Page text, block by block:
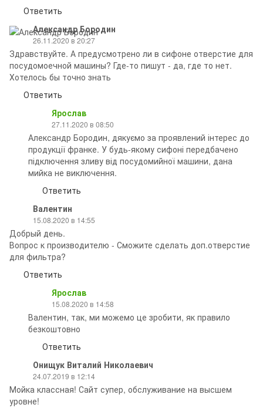
Ответить
Александр Бородин
26.11.2020 в 20:27
Здравствуйте. А предусмотрено ли в сифоне отверстие для
посудомоечной машины? Где-то пишут - да, где то нет.
Хотелось бы точно знать
Ответить
Ярослав
27.11.2020 в 08:50
Александр Бородин, дякуємо за проявлений інтерес до
продукції франке. У будь-якому сифоні передбачено
підключення зливу від посудомийної машини, дана
мийка не виключення.
Ответить
Валентин
15.08.2020 в 14:55
Добрый день.
Вопрос к производителю - Сможите сделать доп.отверстие
для фильтра?
Ответить
Ярослав
15.08.2020 в 14:58
Валентин, так, ми можемо це зробити, як правило
безкоштовно
Ответить
Онищук Виталий Николаевич
24.07.2019 в 12:14
Мойка классная! Сайт супер, обслуживание на высшем
уровне!